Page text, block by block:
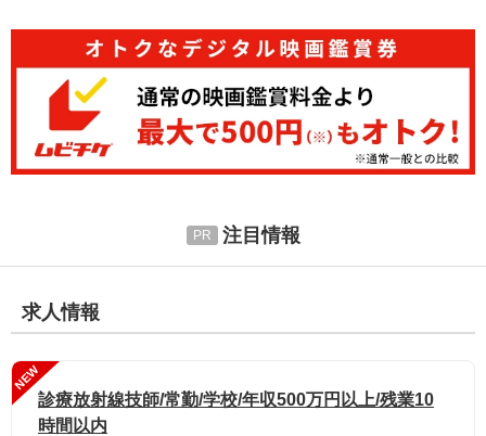
注目情報
求人情報
NEW
診療放射線技師/常勤/学校/年収500万円以上/残業10
時間以内